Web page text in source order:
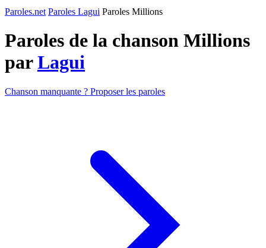
Paroles.net Paroles Lagui Paroles Millions
Paroles de la chanson Millions
parLagui
Chanson manquante ? Proposer les paroles